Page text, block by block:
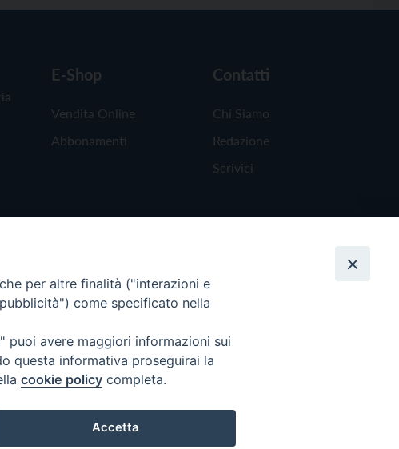
E-Shop
Vendita Online
Abbonamenti
Contatti
Chi Siamo
Redazione
Scrivici
per altre finalità ("interazioni e
come specificato nella
puoi avere maggiori informazioni sui
questa informativa proseguirai la
cookie policy completa.
Accetta